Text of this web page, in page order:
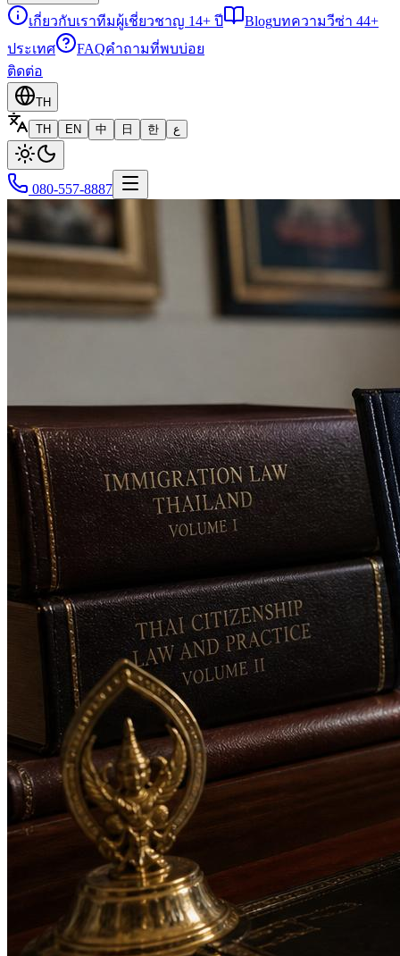
เกี่ยวกับเราทีมผู้เชี่ยวชาญ 14+ ปี Blogบทความวีซ่า 44+
ประเทศ
FAQคำถามที่พบบ่อย
ติดต่อ
TH
TH
EN 中 日 한 ع
080-557-8887